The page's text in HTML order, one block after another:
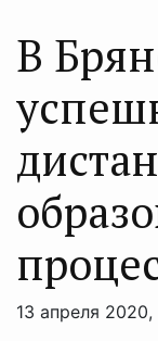
В
13 апреля 2020,